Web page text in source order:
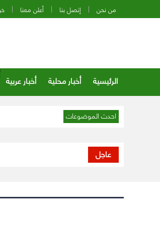
من نحن إتصل بنا أعلن معنا
الرئيسية أخبار محلية أخبار عربية
احدث الموضوعات
عاجل